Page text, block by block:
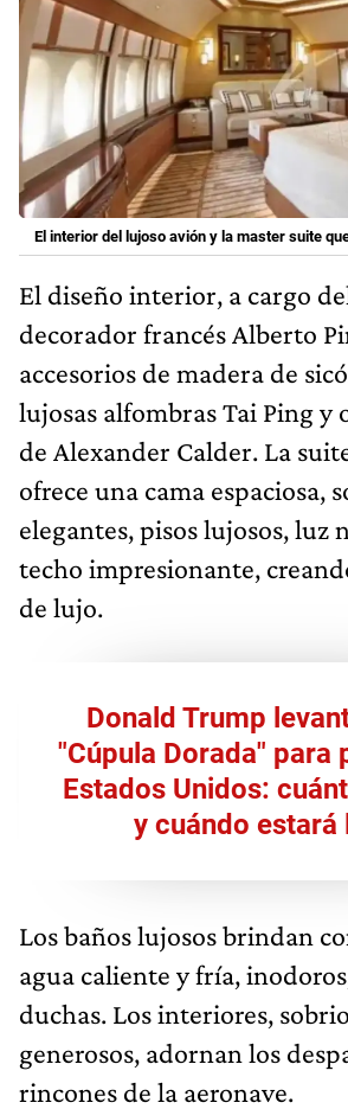
El interior del lujoso avión y la master suite
El diseño interior, a cargo
decorador francés Alberto
accesorios de madera de
lujosas alfombras Tai Ping y
de Alexander Calder. La
ofrece una cama espaciosa,
elegantes, pisos lujosos, luz
techo impresionante,
de lujo.
Donald Trump
"Cúpula Dorada" para
Estados Unidos:
y cuándo estará
Los baños lujosos brindan
agua caliente y fría,
duchas. Los interiores,
generosos, adornan los
rincones de la aeronave.